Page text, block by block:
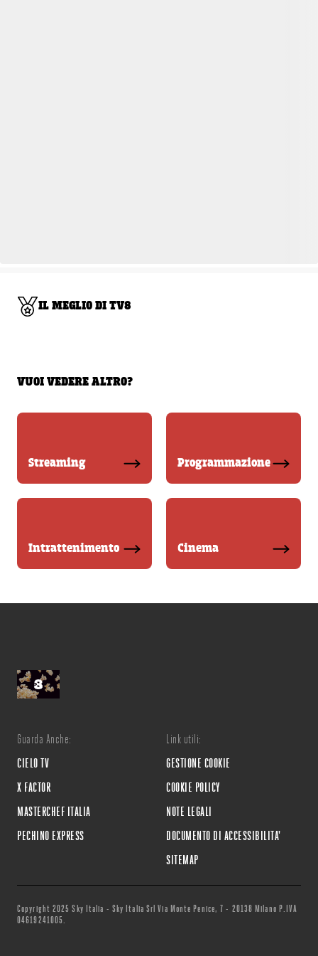
IL MEGLIO DI TV8
VUOI VEDERE ALTRO?
Streaming Programmazione
Intrattenimento Cinema
Guarda Anche:
CIELO TV
X FACTOR
MASTERCHEF ITALIA
PECHINO EXPRESS
Link utili:
GESTIONE COOKIE
COOKIE POLICY
NOTE LEGALI
DOCUMENTO DI ACCESSIBILITA'
SITEMAP
Copyright 2025 Sky Italia - Sky Italia Srl Via Monte Penice, 7 - 20138 Milano P.IVA
04619241005.